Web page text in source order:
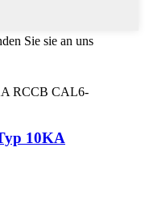
Sie sie an uns
10KA